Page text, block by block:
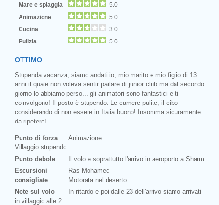
Mare e spiaggia
5.0
Animazione
5.0
Cucina
3.0
Pulizia
5.0
OTTIMO
Stupenda vacanza, siamo andati io, mio marito e mio figlio di 13
anni il quale non voleva sentir parlare di junior club ma dal secondo
giorno lo abbiamo perso... gli animatori sono fantastici e ti
coinvolgono! Il posto è stupendo. Le camere pulite, il cibo
considerando di non essere in Italia buono! Insomma sicuramente
da ripetere!
Punto di forza
Animazione
Villaggio stupendo
Punto debole
Il volo e soprattutto l'arrivo in aeroporto a Sharm
Escursioni
consigliate
Ras Mohamed
Motorata nel deserto
Note sul volo
In ritardo e poi dalle 23 dell'arrivo siamo arrivati
in villaggio alle 2